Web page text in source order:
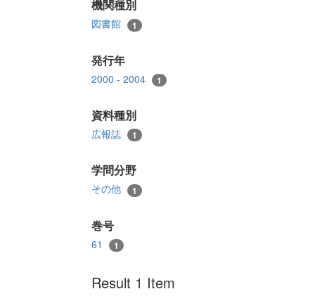
機関種別
図書館 1
発行年
2000 - 2004 1
資料種別
広報誌 1
学問分野
その他 1
巻号
61 1
Result 1 Item